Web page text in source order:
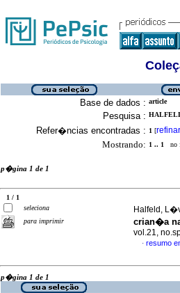
Base de dados : article
Pesquisa :
Refer�ncias encontradas : 1 [refinar
Mostrando: 1 .. 1 no
p�gina 1 de 1
1 / 1
seleciona
para imprimir
Halfeld,
crian�a
vol.21,
· resumo
p�gina 1 de 1